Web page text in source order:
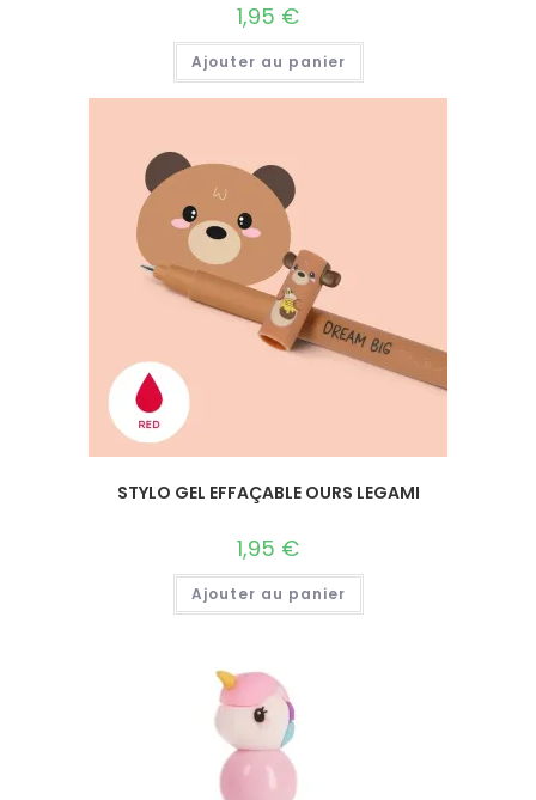
1,95 €
Ajouter au panier
STYLO GEL EFFAÇABLE OURS LEGAMI
1,95 €
Ajouter au panier